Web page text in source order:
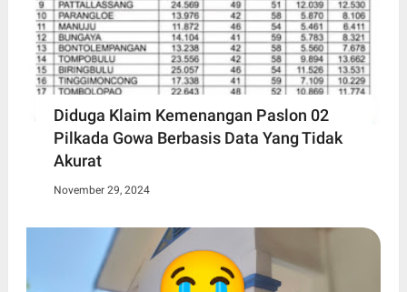
Diduga Klaim Kemenangan Paslon 02
Pilkada Gowa Berbasis Data Yang Tidak
Akurat
November 29, 2024